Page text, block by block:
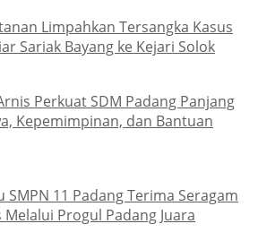
Limpahkan Tersangka Kasus
Sariak Bayang ke Kejari Solok
Perkuat SDM Padang Panjang
Kepemimpinan, dan Bantuan
SMPN 11 Padang Terima Seragam
Melalui Progul Padang Juara